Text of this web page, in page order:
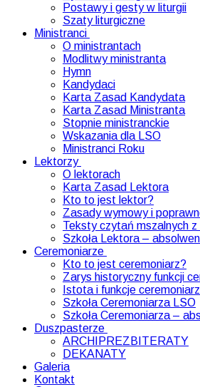
Postawy i gesty w liturgii
Szaty liturgiczne
Ministranci
O ministrantach
Modlitwy ministranta
Hymn
Kandydaci
Karta Zasad Kandydata
Karta Zasad Ministranta
Stopnie ministranckie
Wskazania dla LSO
Ministranci Roku
Lektorzy
O lektorach
Karta Zasad Lektora
Kto to jest lektor?
Zasady wymowy i
Teksty czytań mszalnych
Szkoła Lektora –
Ceremoniarze
Kto to jest ceremoniarz?
Zarys historyczny funkcji
Istota i funkcje
Szkoła Ceremoniarza LSO
Szkoła Ceremoniarza –
Duszpasterze
ARCHIPREZBITERATY
DEKANATY
Galeria
Kontakt